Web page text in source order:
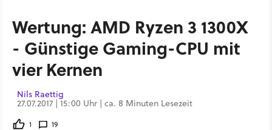
Wertung: AMD Ryzen 3 1300X
- Günstige Gaming-CPU mit
vier Kernen
Nils Raettig
27.07.2017 | 15:00 Uhr | ca. 8 Minuten Lesezeit
1 19